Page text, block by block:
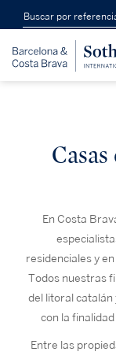
En Costa
residenciales y
Todos nuestras
del litoral catalán
con la
Entre las